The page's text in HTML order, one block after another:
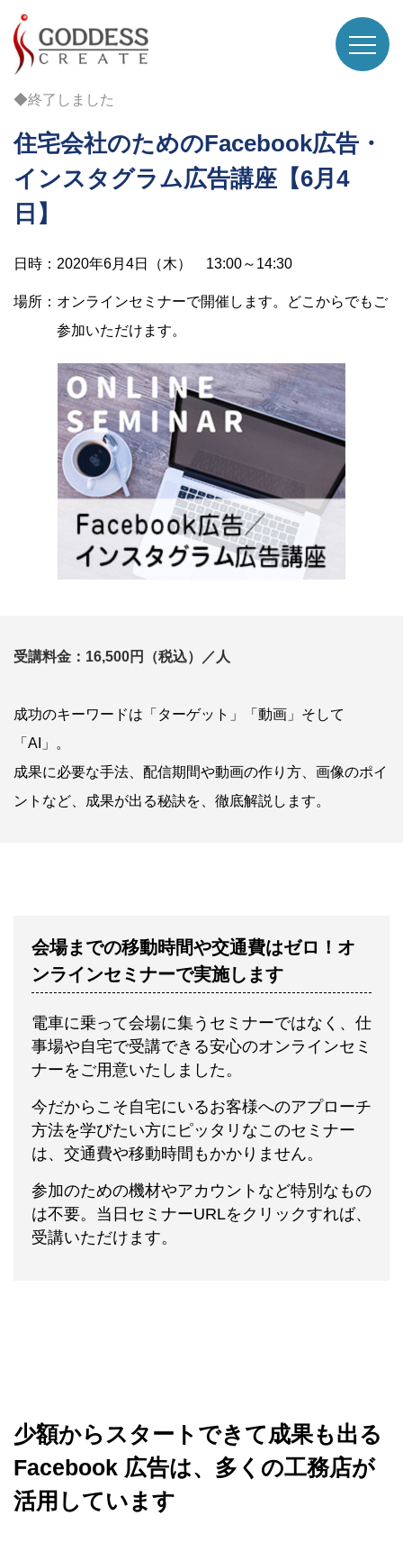
◆終了しました
住宅会社のためのFacebook広告・
インスタグラム広告講座【6月4
日】
日時：2020年6月4日（木） 13:00～14:30
場所：オンラインセミナーで開催します。どこからでもご
参加いただけます。
受講料金：16,500円（税込）／人
成功のキーワードは「ターゲット」「動画」そして
「AI」。
成果に必要な手法、配信期間や動画の作り方、画像のポイ
ントなど、成果が出る秘訣を、徹底解説します。
会場までの移動時間や交通費はゼロ！オ
ンラインセミナーで実施します
電車に乗って会場に集うセミナーではなく、仕
事場や自宅で受講できる安心のオンラインセミ
ナーをご用意いたしました。
今だからこそ自宅にいるお客様へのアプローチ
方法を学びたい方にピッタリなこのセミナー
は、交通費や移動時間もかかりません。
参加のための機材やアカウントなど特別なもの
は不要。当日セミナーURLをクリックすれば、
受講いただけます。
少額からスタートできて成果も出る
Facebook 広告は、多くの工務店が
活用しています